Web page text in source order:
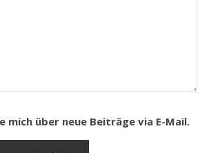
mich über neue Beiträge via E-Mail.